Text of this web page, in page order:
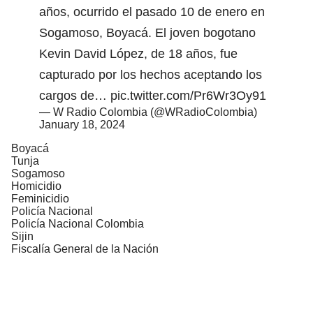
años, ocurrido el pasado 10 de enero en
Sogamoso, Boyacá. El joven bogotano
Kevin David López, de 18 años, fue
capturado por los hechos aceptando los
cargos de… pic.twitter.com/Pr6Wr3Oy91
— W Radio Colombia (@WRadioColombia)
January 18, 2024
Boyacá
Tunja
Sogamoso
Homicidio
Feminicidio
Policía Nacional
Policía Nacional Colombia
Sijin
Fiscalía General de la Nación